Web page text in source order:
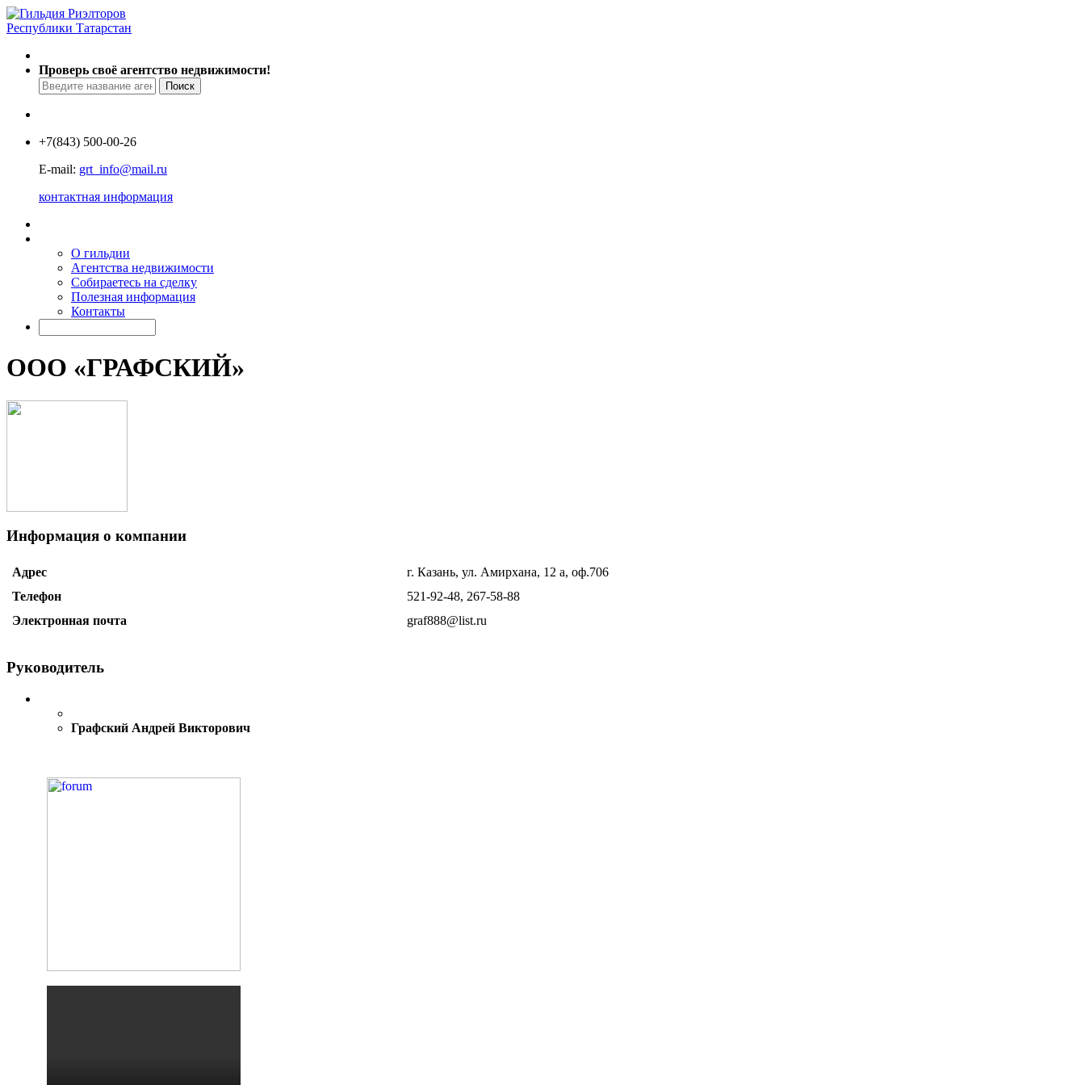
Проверь своё агентство недвижимости!
+7(843) 500-00-26
E-mail: grt_info@mail.ru
контактная информация
О гильдии
Агентства недвижимости
Собираетесь на сделку
Полезная информация
Контакты
ООО «ГРАФСКИЙ»
Информация о компании
Адрес
г. Казань, ул. Амирхана, 12 а, оф.706
Телефон
521-92-48, 267-58-88
Электронная почта
graf888@list.ru
Руководитель
Графский Андрей Викторович